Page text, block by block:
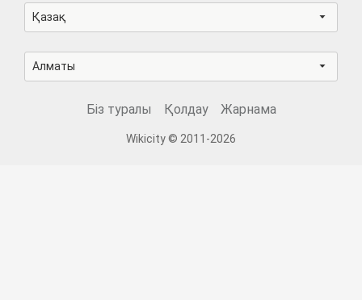
Қазақ
Алматы
Біз туралы Қолдау Жарнама
Wikicity © 2011-2026